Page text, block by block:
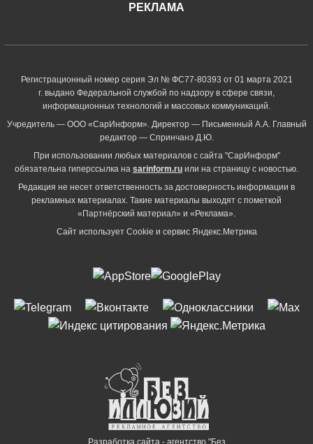
РЕКЛАМА
Регистрационный номер серия Эл № ФС77-80393 от 01 марта 2021
г. выдано Федеральной службой по надзору в сфере связи,
информационных технологий и массовых коммуникаций.
Учредитель — ООО «СарИнформ». Директор — Письменный А.А. Главный
редактор — Спринчанэ Д.Ю.
При использовании любых материалов с сайта "СарИнформ"
обязательна гиперссылка на sarinform.ru или на страницу с новостью.
Редакция не несет ответственность за достоверность информации в
рекламных материалах. Такие материалы выходят с пометкой
«Партнёрский материал» и «Реклама».
Сайт использует Cookie и сервиc Яндекс.Метрика
Разработка сайта - агентство "Без